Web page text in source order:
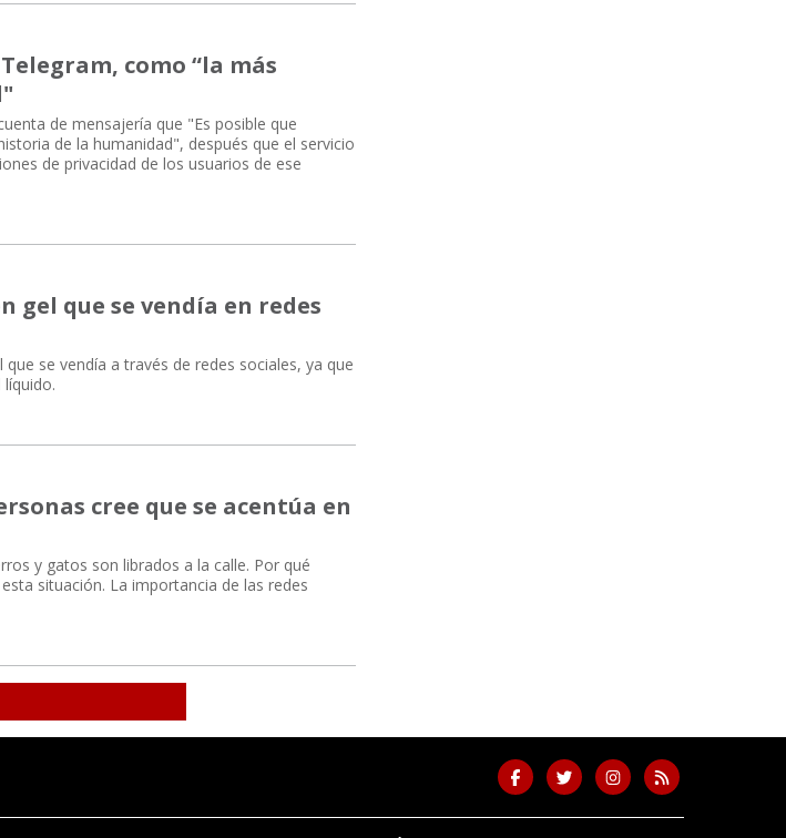
como “la más
de mensajería que "Es posible que
de la humanidad", después que el servicio
de privacidad de los usuarios de ese
gel que se vendía en redes
se vendía a través de redes sociales, ya que
cree que se acentúa en
y gatos son librados a la calle. Por qué
situación. La importancia de las redes